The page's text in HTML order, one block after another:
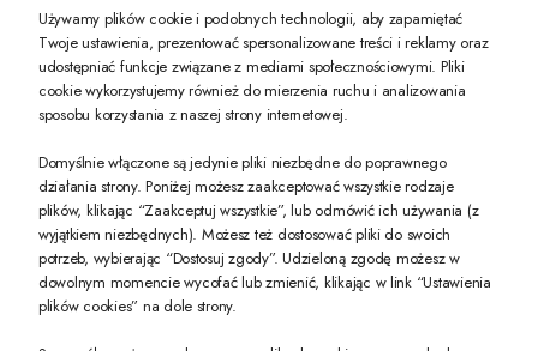
PREZENT DLA CIEBIE!
-10% na pierwsze zakupy na zeccoro.pl Gdy zapiszesz się do naszego
Twoje dane będą przetwarzane zgodnie z nasząpolityką prywatności
POKAŻ PEŁNĄ WERSJĘ STRONY
Używamy plików cookie i podobnych technologii, aby zapamiętać
Twoje ustawienia, prezentować spersonalizowane treści i reklamy oraz
udostępniać funkcje związane z mediami społecznościowymi. Pliki
cookie wykorzystujemy również do mierzenia ruchu i analizowania
sposobu korzystania z naszej strony internetowej.
Domyślnie włączone są jedynie pliki niezbędne do poprawnego
działania strony. Poniżej możesz zaakceptować wszystkie rodzaje
plików, klikając “Zaakceptuj wszystkie”, lub odmówić ich używania (z
wyjątkiem niezbędnych). Możesz też dostosować pliki do swoich
potrzeb, wybierając “Dostosuj zgody”. Udzieloną zgodę możesz w
dowolnym momencie wycofać lub zmienić, klikając w link “Ustawienia
plików cookies” na dole strony.